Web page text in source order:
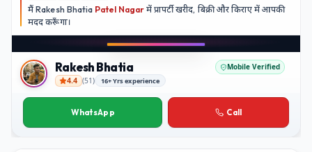
मैंRakesh Bhatia Patel Nagarमें प्रापर्टी खरीद, बिक्री और किराए में आपकी
मददकरूँगा।
Rakesh Bhatia
Rakesh Bhatia Mobile Verified
4.4 (51) 16+ Yrs experience
WhatsApp Call